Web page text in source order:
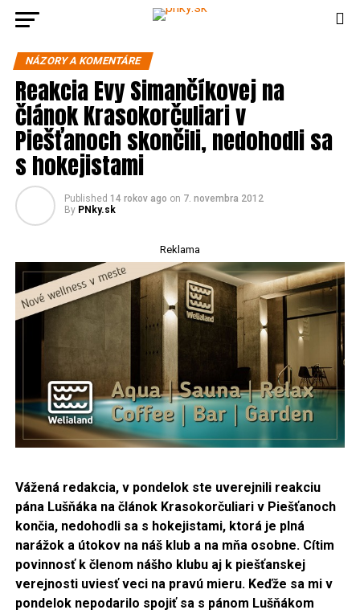
NÁZORY A KOMENTÁRE
Reakcia Evy Simančíkovej na
článok Krasokorčuliari v
Piešťanoch skončili, nedohodli sa
s hokejistami
Published 14 rokov ago on 7. novembra 2012
By PNky.sk
Reklama
Vážená redakcia, v pondelok ste uverejnili reakciu
pána Lušňáka na článokKrasokorčuliari v Piešťanoch
končia, nedohodli sa s hokejistami, ktorá je plná
narážok a útokov na náš klub a na mňa osobne. Cítim
povinnosť k členom nášho klubu aj k piešťanskej
verejnosti uviesť veci na pravú mieru. Keďže sa mi v
pondelok nepodarilo spojiť sa s pánom Lušňákom